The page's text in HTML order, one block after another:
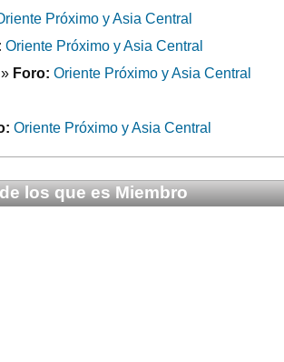
Próximo y Asia Central
Oriente Próximo y Asia Central
» Foro: Oriente Próximo y Asia Central
Oriente Próximo y Asia Central
los que es Miembro